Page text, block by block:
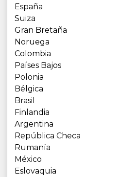
España
Suiza
Gran Bretaña
Noruega
Colombia
Países Bajos
Polonia
Bélgica
Brasil
Finlandia
Argentina
República Checa
Rumanía
México
Eslovaquia